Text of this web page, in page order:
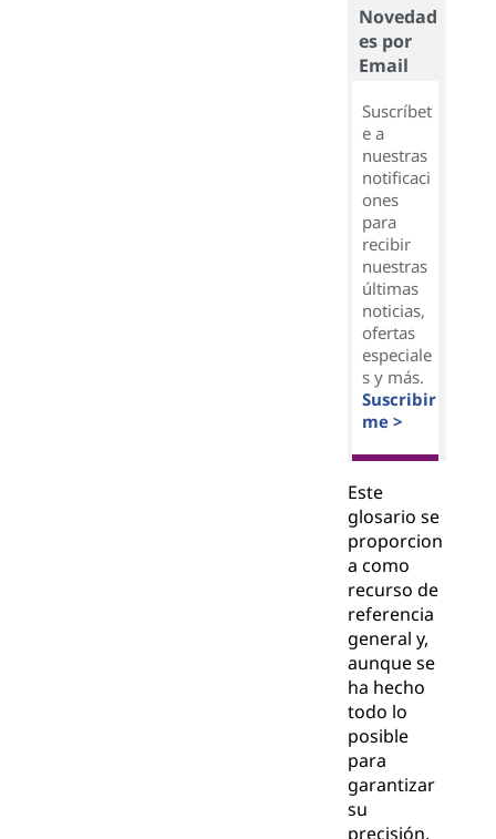
Novedad
es por
Email
Suscríbet
e a
nuestras
notificaci
ones
para
recibir
nuestras
últimas
noticias,
ofertas
especiale
s y más.
Suscribir
me >
Este
glosario se
proporcion
a como
recurso de
referencia
general y,
aunque se
ha hecho
todo lo
posible
para
garantizar
su
precisión,